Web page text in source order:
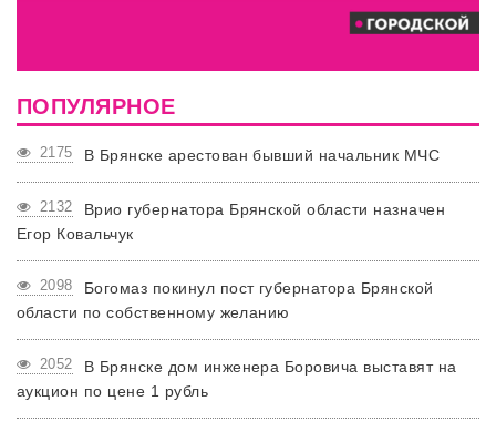
ПОПУЛЯРНОЕ
2175 В Брянске арестован бывший начальник МЧС
2132
Врио губернатора Брянской области назначен
Егор Ковальчук
2098
Богомаз покинул пост губернатора Брянской
области по собственному желанию
2052
В Брянске дом инженера Боровича выставят на
аукцион по цене 1 рубль